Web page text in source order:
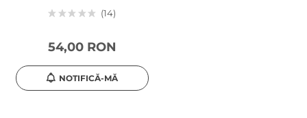
14
54,00 RON
NOTIFICĂ-MĂ